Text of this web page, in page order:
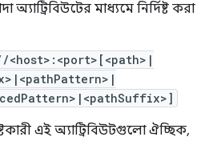
মাধ্যমে নির্দিষ্ট করা
<host>:<port>[<path>|
এই অ্যাট্রিবিউটগুলো ঐচ্ছিক,